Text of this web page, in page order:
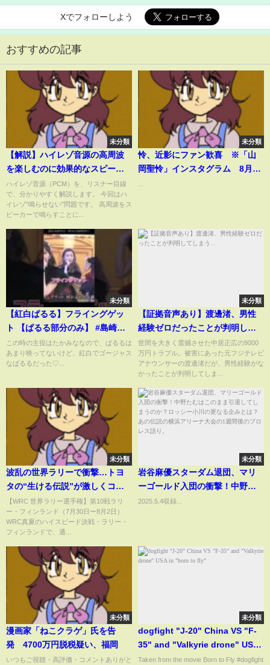
Xでフォローしよう
おすすめの記事
未分類
【解説】ハイレゾ音源の高周波
を楽しむのに効果的なスピーカ
ーは？ 〜ハイレゾの楽しみ その
３〜 ハイレゾ"鳴らない"問題
ハイレゾ音源（PCM）を、リスナー目線
で、分かりやすく解説します。 今回はハ
イレゾ"鳴らせない"問題です。 高周波をス
ピーカーで鳴らすことに...
未分類
怜、近影にファン歓喜 ※「山
岡聖怜」インスタグラム 8月に
未分類
【紅白ぱるる】フライングゲッ
ト 【ぱるる部分のみ】 #島崎遥
香 #ぱるる #AKB48 #高橋みなみ
#前田敦子 #宮脇咲良 #指原莉乃
#渡辺麻友 #小嶋陽菜 #Shorts
この時の主役はたかみななので、ぱるるは
あまり映ってないけど、紅白でゴージャス
なぱるるだった♡...
未分類
【証拠音声あり】渡邊渚、男性
経験ゼロだったことが判明して
しまう...
世間を大きく震撼させた中居正広の9000
万円トラブル。被害にあった元フジテレビ
アナウンサーの渡邊渚だが、男性経験がな
かったことが判明してしま...
未分類
波乱の世界ラリーで衝撃…トヨ
タの“生ける伝説”が激しくコー
スオフ「最も重要なのは無事で
あること」オジエ、強固な安全
性に感謝(ABEMA TIMES)
【WRC 世界ラリー選手権】第10戦ラリ
ー・フィンランド（7月30日ー8月2日）
WRC真夏のハイスピード決戦・ラリー・
フィンランドで、通...
未分類
岩谷麻優スターダム退団、マリ
ーゴールド入団の衝撃！中野た
むはこのまま引退してしまうの
2025.5.4収録...
未分類
漫画家「ねこクラゲ」氏を告
発 4700万円脱税疑い、福岡
いつもご視聴・高評価・コメントありがと
未分類
dogfight "J-20" China VS "F-
35" and "Valkyrie drone" USA
in "born to fly"
Taken from the movie Born to Fly #dogfight